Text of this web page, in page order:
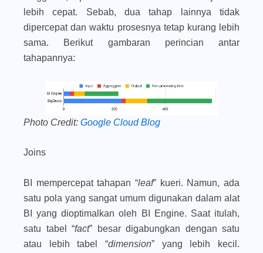
lebih cepat. Sebab, dua tahap lainnya tidak
dipercepat dan waktu prosesnya tetap kurang lebih
sama. Berikut gambaran perincian antar
tahapannya:
Photo Credit: Google Cloud Blog
Joins
BI mempercepat tahapan “leaf” kueri. Namun, ada
satu pola yang sangat umum digunakan dalam alat
BI yang dioptimalkan oleh BI Engine. Saat itulah,
satu tabel “fact” besar digabungkan dengan satu
atau lebih tabel “dimension” yang lebih kecil.